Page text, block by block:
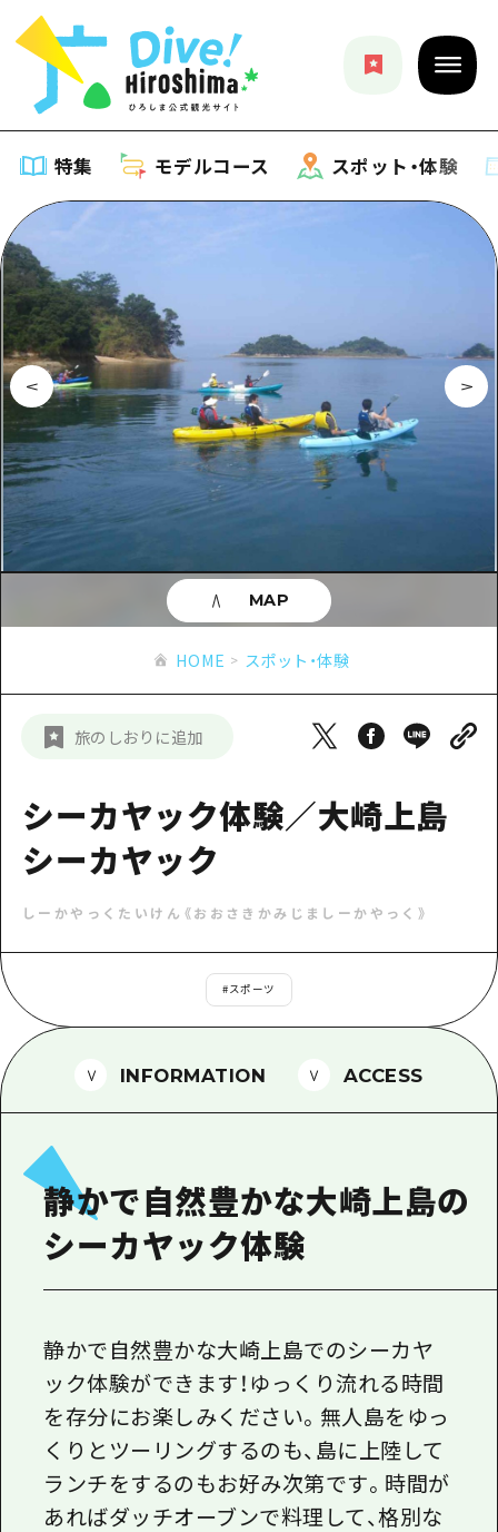
特集 モデルコース スポット・体験
特集一覧
おすすめ
アート
イベント・祭り
グルメ・酒
ショッピング
スポーツ
ナイトライフ
定番
歴史・文化
モデルコース
モデルコース一覧
Dive! Hiroshima 公式ガイド
広島もしもトラベル
あたらしい非日常
安芸
備北
芸北
山口県東部
弾丸
日帰り
半日
1泊2日
スポット・体験
スポット・体験一覧
広島市周辺
備後
備北
芸北
山口県東部
愛媛県
島根県
イベント
旬情報
お役立ち情報
お役立ち情報一覧
アクセス
お得な周遊チケット
手荷物預かり・配送サービス
観光案内所
広島県を訪れる外国人旅行者向け情報一
ボランティアガイド
ユニバーサルツーリズム
広島県の魅力を動画でご紹介！
よくあるご質問
フォトダウンロード
関連リンク
新着情報
事業者・学校関係者の皆さま
HOME スポット・体験
旅のしおりに追加
シーカヤック体験／大崎上島
シーカヤック
しーかやっくたいけん《おおさきかみじましーかやっく》
#スポーツ
MAP
INFORMATION ACCESS
静かで自然豊かな大崎上島の
シーカヤック体験
静かで自然豊かな大崎上島でのシーカヤ
ック体験ができます！ゆっくり流れる時間
を存分にお楽しみください。無人島をゆっ
くりとツーリングするのも、島に上陸して
ランチをするのもお好み次第です。時間が
あればダッチオーブンで料理して、格別な